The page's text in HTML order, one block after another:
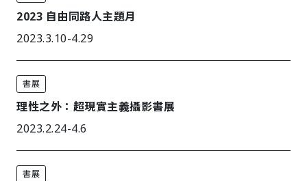
2023 自由同路人主題月
2023.3.10-4.29
書展
理性之外：超現實主義攝影書展
2023.2.24-4.6
書展